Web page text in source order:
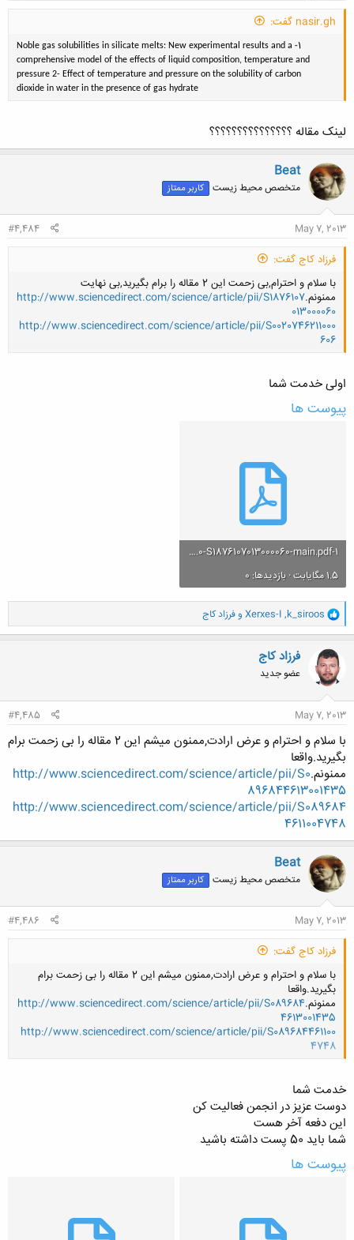
nasir.gh گفت:
1-
Noble gas solubilities in silicate melts: New experimental results and a
comprehensive model of the effects of liquid composition, temperature and
pressure 2- Effect of temperature and pressure on the solubility of carbon
dioxide in water in the presence of gas hydrate
کلیک کنید تا باز شود...
لینک مقاله ؟؟؟؟؟؟؟؟؟؟؟؟؟؟؟
Beat
متخصص محیط زیست کاربر ممتاز
May 7, 2013
#4,484
فرزاد کاج گفت:
با سلام و احترام,بی زحمت این 2 مقاله را برام بگیرید,بی نهایت
ممنونم.http://www.sciencedirect.com/science/article/pii/S1876107
013000060
http://www.sciencedirect.com/science/article/pii/S0020746211000
606
اولی خدمت شما
پیوست ها
1-s2.0-S1876107013000060-main.pdf
1.5 مگایابت · بازدیدها: 0
و
ا
ک
ن
ش
ه
ا
k_siroos
,
Xerxes-I وفرزاد کاج
فرزاد کاج
عضو جدید
May 7, 2013
#4,485
با سلام و احترام و عرض ارادت,ممنون میشم این 2 مقاله را بی زحمت برام
بگیرید.واقعا
ممنونم.http://www.sciencedirect.com/science/article/pii/S0
896844613001435
http://www.sciencedirect.com/science/article/pii/S089684
4611004748
Beat
متخصص محیط زیست کاربر ممتاز
May 7, 2013
#4,486
فرزاد کاج گفت:
با سلام و احترام و عرض ارادت,ممنون میشم این 2 مقاله را بی زحمت برام
بگیرید.واقعا
ممنونم.http://www.sciencedirect.com/science/article/pii/S089684
4613001435
http://www.sciencedirect.com/science/article/pii/S089684461100
4748
خدمت شما
دوست عزیز در انجمن فعالیت کن
این دفعه آخر هست
شما باید 50 پست داشته باشید
پیوست ها